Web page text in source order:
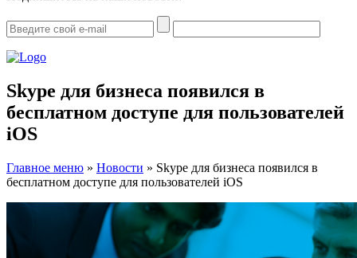
Skype для бизнеса появился в
бесплатном доступе для пользователей
iOS
Главное меню » Новости » Skype для бизнеса появился в
бесплатном доступе для пользователей iOS